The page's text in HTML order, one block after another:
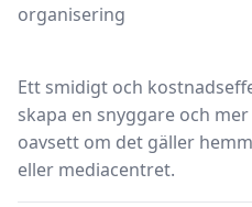
organisering
Ett smidigt och
skapa en snyggare och
oavsett om det gäller
eller mediacentret.